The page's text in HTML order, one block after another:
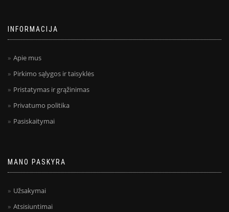
INFORMACIJA
Apie mus
Pirkimo sąlygos ir taisyklės
Pristatymas ir grąžinimas
Privatumo politika
Pasiskaitymai
MANO PASKYRA
Užsakymai
Atsisiuntimai